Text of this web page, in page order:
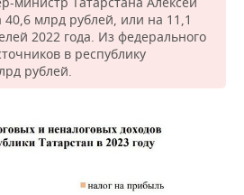
млрд рублей, или на 11,1
2022 года. Из федерального
в республику
рублей.